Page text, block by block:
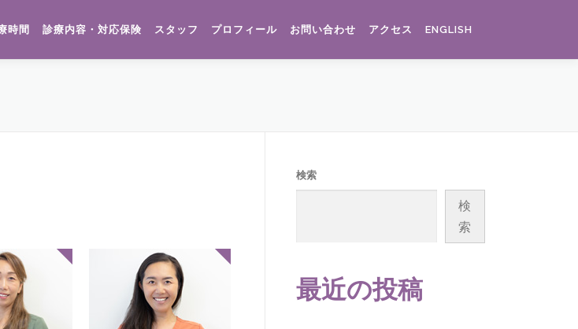
時間 診療内容・対応保険 スタッフ プロフィール お問い合わせ アクセス ENGLISH
検索
検
索
最近の投稿